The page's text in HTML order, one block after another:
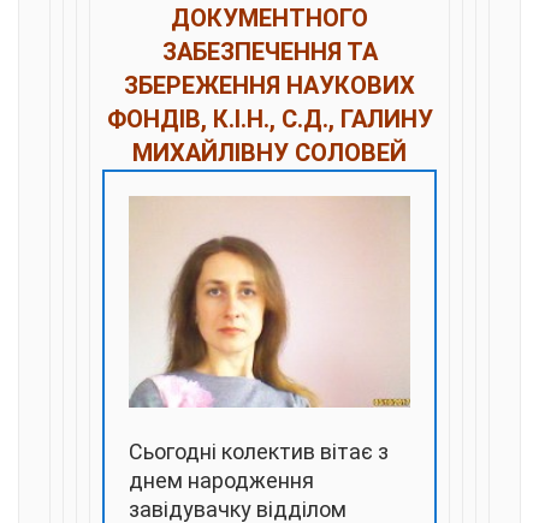
ДОКУМЕНТНОГО
ЗАБЕЗПЕЧЕННЯ ТА
ЗБЕРЕЖЕННЯ НАУКОВИХ
ФОНДІВ, К.І.Н., С.Д., ГАЛИНУ
МИХАЙЛІВНУ СОЛОВЕЙ
Сьогодні колектив вітає з
днем народження
завідувачку відділом